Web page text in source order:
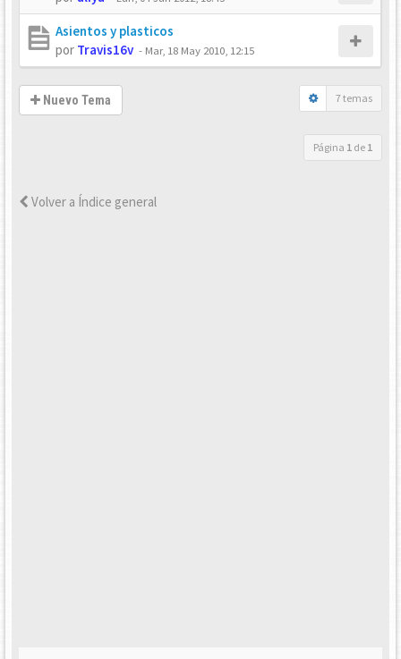
Asientos y plasticos
por Travis16v - Mar, 18 May 2010, 12:15
Nuevo Tema 7 temas
Página 1 de 1
Volver a Índice general